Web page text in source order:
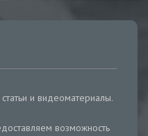
и видеоматериалы.
возможность